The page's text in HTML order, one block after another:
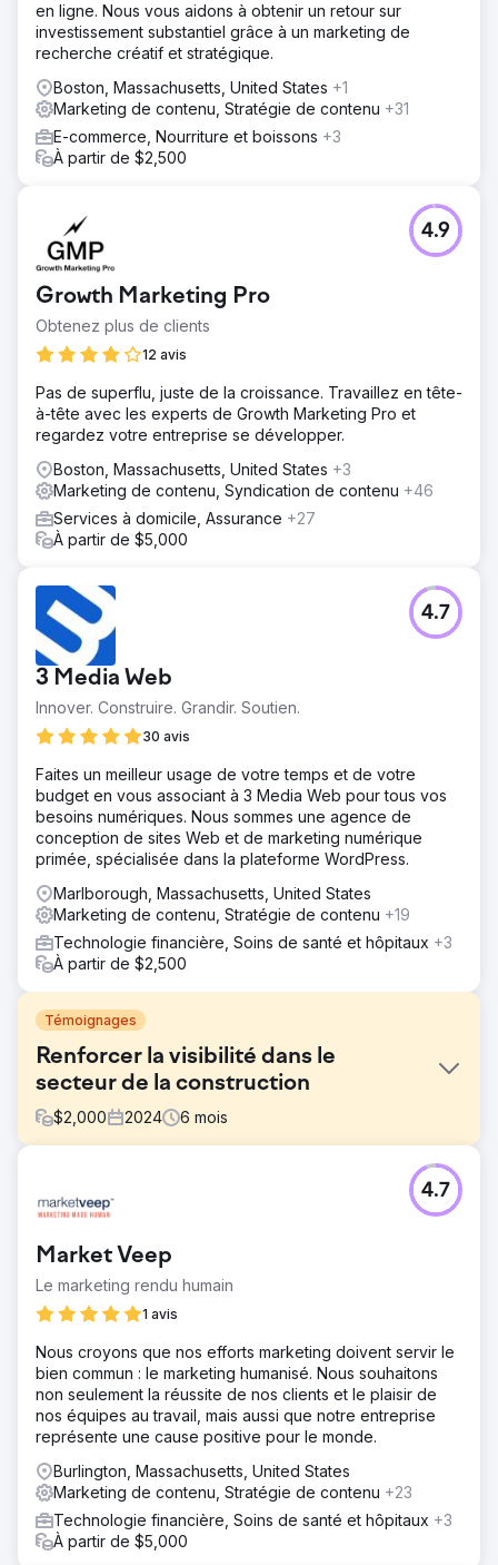
en ligne. Nous vous aidons à obtenir un retour sur
investissement substantiel grâce à un marketing de
recherche créatif et stratégique.
Boston, Massachusetts, United States +1
Marketing de contenu, Stratégie de contenu +31
E-commerce, Nourriture et boissons +3
À partir de $2,500
Growth Marketing Pro
Obtenez plus de clients
12 avis
4.9
Pas de superflu, juste de la croissance. Travaillez en tête-
à-tête avec les experts de Growth Marketing Pro et
regardez votre entreprise se développer.
Boston, Massachusetts, United States +3
Marketing de contenu, Syndication de contenu +46
Services à domicile, Assurance +27
À partir de $5,000
3 Media Web
Innover. Construire. Grandir. Soutien.
30 avis
4.7
Faites un meilleur usage de votre temps et de votre
budget en vous associant à 3 Media Web pour tous vos
besoins numériques. Nous sommes une agence de
conception de sites Web et de marketing numérique
primée, spécialisée dans la plateforme WordPress.
Marlborough, Massachusetts, United States
Marketing de contenu, Stratégie de contenu +19
Technologie financière, Soins de santé et hôpitaux +3
À partir de $2,500
Témoignages
Renforcer la visibilité dans le
secteur de la construction
$2,000 2024 6 mois
Le client a dû relever le défi de changer de marque tout
en préservant son classement et l'autorité de son
et du terrassement. Il avait besoin d'une approche
stratégique pour maintenir ses performances, protéger sa
visibilité et stimuler sa croissance grâce à un
référencement ciblé, une optimisation technique et un
marketing de contenu.
Solution
Digitlab a créé trois piliers de contenu fondamentaux
ciblant des mots-clés sectoriels et produits à forte valeur
ajoutée, soutenus par des articles hebdomadaires pour
accroître la visibilité, générer du trafic et renforcer le
changement de marque. Cette approche s'est étendue
des recherches de marque à des requêtes sectorielles
plus larges, ouvrant ainsi de nouvelles opportunités.
L'optimisation technique a été essentielle, avec des
Market Veep
Le marketing rendu humain
1 avis
4.7
Nous croyons que nos efforts marketing doivent servir le
bien commun : le marketing humanisé. Nous souhaitons
non seulement la réussite de nos clients et le plaisir de
nos équipes au travail, mais aussi que notre entreprise
représente une cause positive pour le monde.
Burlington, Massachusetts, United States
Marketing de contenu, Stratégie de contenu +23
Technologie financière, Soins de santé et hôpitaux +3
À partir de $5,000